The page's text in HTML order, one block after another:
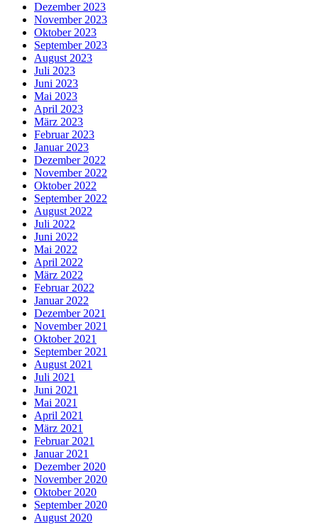
Dezember 2023
November 2023
Oktober 2023
September 2023
August 2023
Juli 2023
Juni 2023
Mai 2023
April 2023
März 2023
Februar 2023
Januar 2023
Dezember 2022
November 2022
Oktober 2022
September 2022
August 2022
Juli 2022
Juni 2022
Mai 2022
April 2022
März 2022
Februar 2022
Januar 2022
Dezember 2021
November 2021
Oktober 2021
September 2021
August 2021
Juli 2021
Juni 2021
Mai 2021
April 2021
März 2021
Februar 2021
Januar 2021
Dezember 2020
November 2020
Oktober 2020
September 2020
August 2020